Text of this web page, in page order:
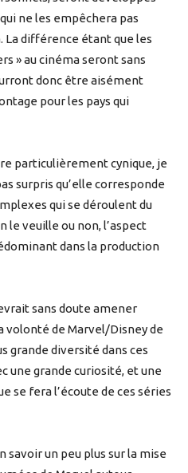
ne les empêchera pas
La différence étant que les
» au cinéma seront sans
donc être aisément
pour les pays qui
particulièrement cynique, je
surpris qu’elle corresponde
qui se déroulent du
le veuille ou non, l’aspect
dans la production
sans doute amener
volonté de Marvel/Disney de
grande diversité dans ces
une grande curiosité, et une
se fera l’écoute de ces séries
savoir un peu plus sur la mise